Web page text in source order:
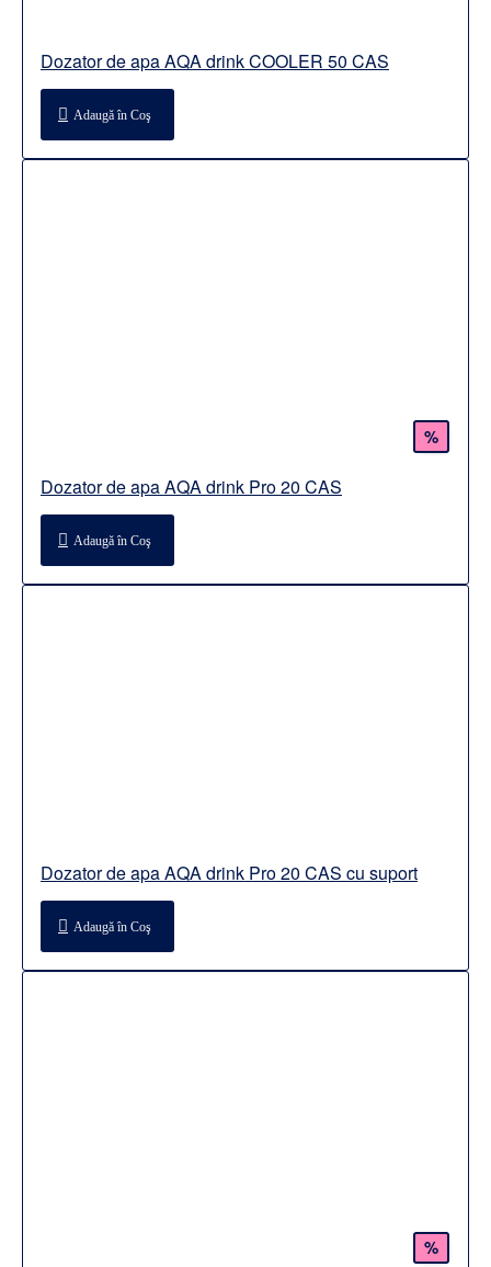
Dozator de apa AQA drink COOLER 50 CAS
Adaugă în Coş
%
Dozator de apa AQA drink Pro 20 CAS
Adaugă în Coş
Dozator de apa AQA drink Pro 20 CAS cu suport
Adaugă în Coş
%